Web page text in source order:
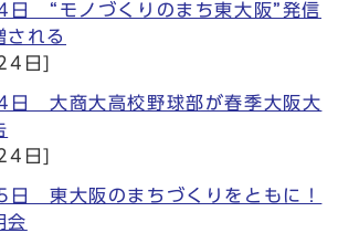
日 “モノづくりのまち東大阪”発信
される
日]
日 大商大高校野球部が春季大阪大
日]
日 東大阪のまちづくりをともに！
会